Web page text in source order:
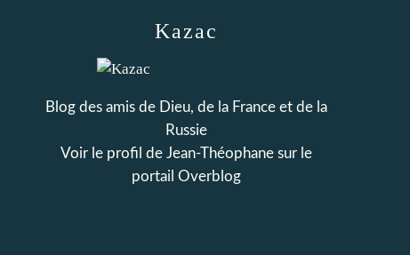
Kazac
Blog des amis de Dieu, de la France et de la
Russie
Voir le profil de Jean-Théophanesur le
portail Overblog